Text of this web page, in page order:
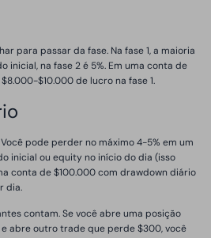
para passar da fase. Na fase 1, a maioria
inicial, na fase 2 é 5%. Em uma conta de
$10.000 de lucro na fase 1.
pode perder no máximo 4-5% em um
inicial ou equity no início do dia (isso
conta de $100.000 com drawdown diário
dia.
contam. Se você abre uma posição
abre outro trade que perde $300, você